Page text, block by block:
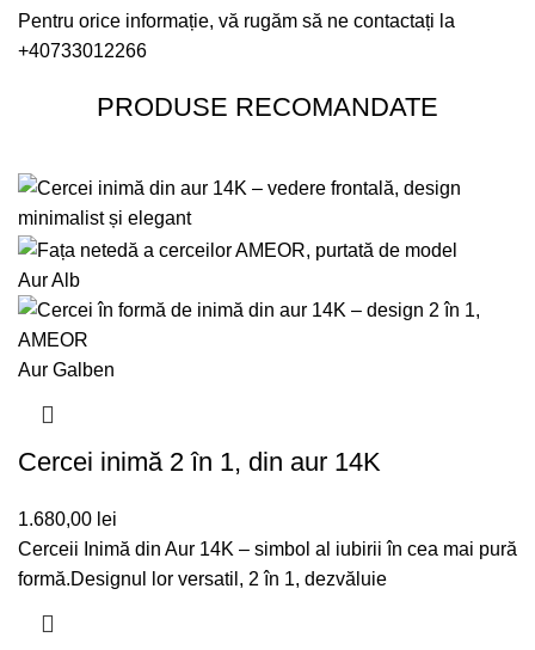
Pentru orice informație, vă rugăm să ne contactați la
+40733012266
PRODUSE RECOMANDATE
Aur Alb
Aur Galben
Cercei inimă 2 în 1, din aur 14K
1.680,00 lei
Cerceii Inimă din Aur 14K – simbol al iubirii în cea mai pură
formă.Designul lor versatil, 2 în 1, dezvăluie